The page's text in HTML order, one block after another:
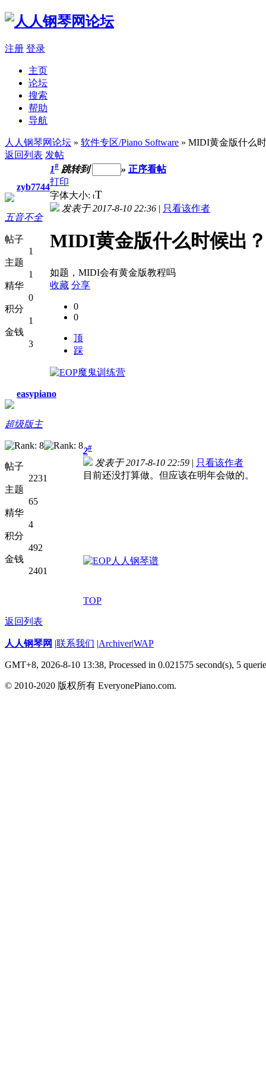
注册 登录
主页
论坛
搜索
帮助
导航
人人钢琴网论坛 » 软件专区/Piano Software » MIDI黄金版什么
返回列表 发帖
zyb7744
五音不全
帖子
1
主题
1
精华
0
积分
1
金钱
3
1# 跳转到 » 正序看帖
打印
字体大小: tT
发表于 2017-8-10 22:36 | 只看该作者
MIDI黄金版什么时候出？
如题，MIDI会有黄金版教程吗
收藏 分享
0
0
顶
踩
easypiano
超级版主
帖子
2231
主题
65
精华
4
积分
492
金钱
2401
2#
发表于 2017-8-10 22:59 | 只看该作者
目前还没打算做。但应该在明年会做的。
TOP
返回列表
人人钢琴网 |联系我们 |Archiver|WAP
GMT+8, 2026-8-10 13:38, Processed in 0.021575 second(s), 5
© 2010-2020 版权所有 EveryonePiano.com.